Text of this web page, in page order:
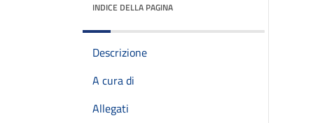
INDICE DELLA PAGINA
Descrizione
A cura di
Allegati